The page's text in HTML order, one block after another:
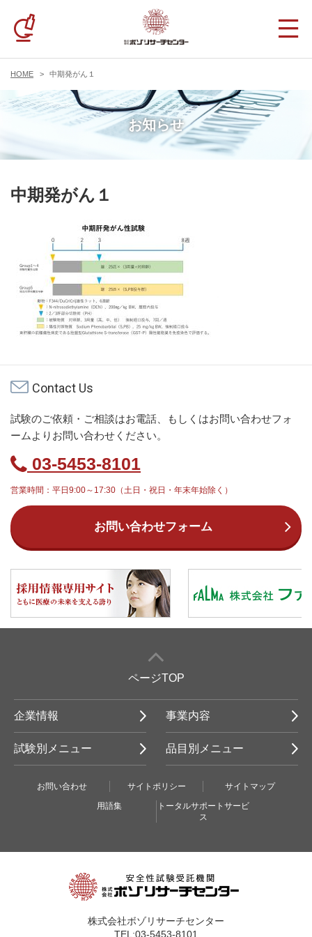
HOME 中期発がん１
お知らせ
中期発がん１
Contact Us
試験のご依頼・ご相談はお電話、もしくはお問い合わせフォ
ームよりお問い合わせください。
03-5453-8101
営業時間：平日9:00～17:30（土日・祝日・年末年始除く）
お問い合わせフォーム
ページTOP
企業情報 事業内容
試験別メニュー 品目別メニュー
お問い合わせ サイトポリシー
サイトマップ
用語集
トータルサポートサービ
ス
株式会社ボゾリサーチセンター
TEL:03-5453-8101